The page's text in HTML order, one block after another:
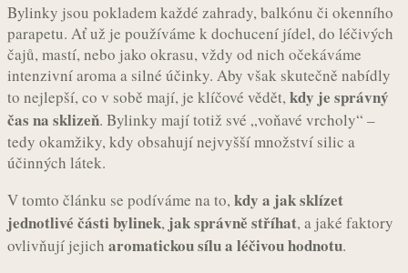
Bylinky jsou pokladem každé zahrady, balkónu či okenního
parapetu. Ať už je používáme k dochucení jídel, do léčivých
čajů, mastí, nebo jako okrasu, vždy od nich očekáváme
intenzivní aroma a silné účinky. Aby však skutečně nabídly
to nejlepší, co v sobě mají, je klíčové vědět,kdy je správný
čas na sklizeň. Bylinky mají totiž své „voňavé vrcholy“ –
tedy okamžiky, kdy obsahují nejvyšší množství silic a
účinných látek.
V tomto článku se podíváme na to,kdy a jak sklízet
jednotlivé části bylinek, jak správně stříhat, a jaké faktory
ovlivňují jejich aromatickou sílu a léčivou hodnotu.